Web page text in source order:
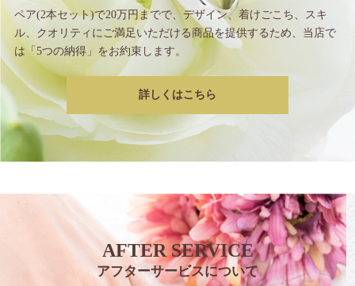
ペア(2本セット)で20万円までで、 デザイン、着けごこち、スキ
ル、クオリティにご満足いただける商品を提供するため、 当店で
は「5つの納得」をお約束します。
詳しくはこちら
AFTER SERVICE
アフターサービスについて